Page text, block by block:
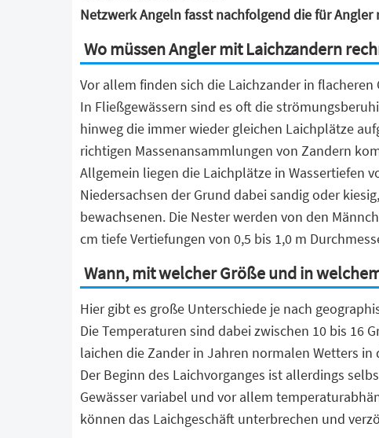
Netzwerk Angeln fasst nachfolgend die für
Wo müssen Angler mit Laichzandern
Vor allem finden sich die Laichzander in
In Fließgewässern sind es oft die
hinweg die immer wieder gleichen Laichplätze
richtigen Massenansammlungen von Zandern
Allgemein liegen die Laichplätze in Wassertiefen
Niedersachsen der Grund dabei sandig oder
bewachsenen. Die Nester werden von den
cm tiefe Vertiefungen von 0,5 bis 1,0 m
Wann, mit welcher Größe und in
Hier gibt es große Unterschiede je nach
Die Temperaturen sind dabei zwischen 10 bis 16
laichen die Zander in Jahren normalen Wetters in
Der Beginn des Laichvorganges ist allerdings
Gewässer variabel und vor allem
können das Laichgeschäft unterbrechen und